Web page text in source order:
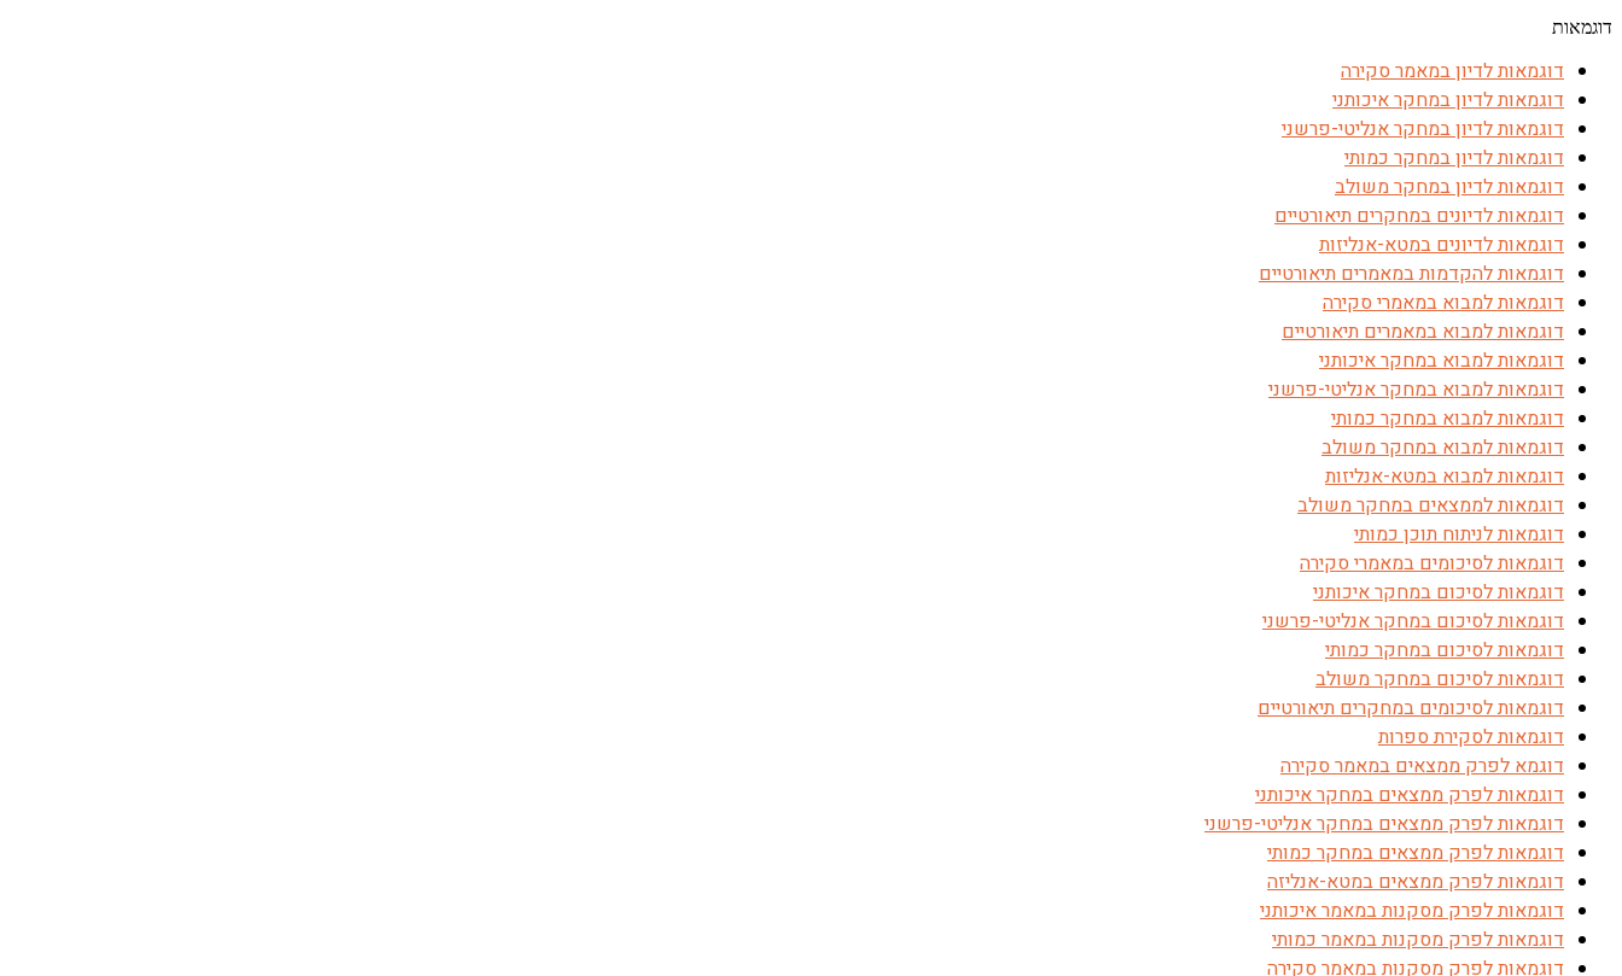
דוגמאות
דוגמאות לדיון במאמר סקירה
דוגמאות לדיון במחקר איכותני
דוגמאות לדיון במחקר אנליטי-פרשני
דוגמאות לדיון במחקר כמותי
דוגמאות לדיון במחקר משולב
דוגמאות לדיונים במחקרים תיאורטיים
דוגמאות לדיונים במטא-אנליזות
דוגמאות להקדמות במאמרים תיאורטיים
דוגמאות למבוא במאמרי סקירה
דוגמאות למבוא במאמרים תיאורטיים
דוגמאות למבוא במחקר איכותני
דוגמאות למבוא במחקר אנליטי-פרשני
דוגמאות למבוא במחקר כמותי
דוגמאות למבוא במחקר משולב
דוגמאות למבוא במטא-אנליזות
דוגמאות לממצאים במחקר משולב
דוגמאות לניתוח תוכן כמותי
דוגמאות לסיכומים במאמרי סקירה
דוגמאות לסיכום במחקר איכותני
דוגמאות לסיכום במחקר אנליטי-פרשני
דוגמאות לסיכום במחקר כמותי
דוגמאות לסיכום במחקר משולב
דוגמאות לסיכומים במחקרים תיאורטיים
דוגמאות לסקירת ספרות
דוגמא לפרק ממצאים במאמר סקירה
דוגמאות לפרק ממצאים במחקר איכותני
דוגמאות לפרק ממצאים במחקר אנליטי-פרשני
דוגמאות לפרק ממצאים במחקר כמותי
דוגמאות לפרק ממצאים במטא-אנליזה
דוגמאות לפרק מסקנות במאמר איכותני
דוגמאות לפרק מסקנות במאמר כמותי
דוגמאות לפרק מסקנות במאמר סקירה